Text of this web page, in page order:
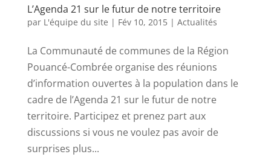
L’Agenda 21 sur le futur de notre territoire
par L'équipe du site | Fév 10, 2015| Actualités
La Communauté de communes de la Région
Pouancé-Combrée organise des réunions
d’information ouvertes à la population dans le
cadre de l’Agenda 21 sur le futur de notre
territoire. Participez et prenez part aux
discussions si vous ne voulez pas avoir de
surprises plus...